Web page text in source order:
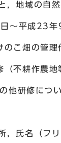
，地域の自
～平成23年
のこ畑の管
農地等の
他研修につ
，氏名（フ